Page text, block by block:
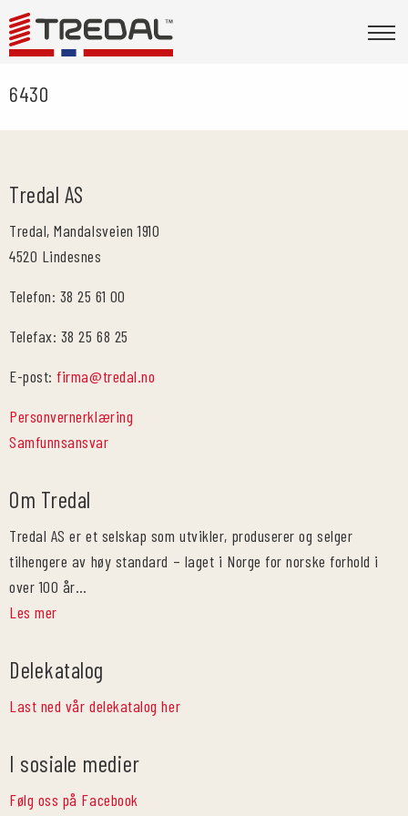
6430
Tredal AS
Tredal, Mandalsveien 1910
4520 Lindesnes
Telefon: 38 25 61 00
Telefax: 38 25 68 25
E-post:firma@tredal.no
Personvernerklæring
Samfunnsansvar
Om Tredal
Tredal AS er et selskap som utvikler, produserer og selger
tilhengere av høy standard – laget i Norge for norske forhold i
over 100 år…
Les mer
Delekatalog
Last ned vår delekatalog her
I sosiale medier
Følg oss på Facebook